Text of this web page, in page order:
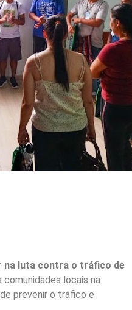
na luta contra o tráfico de
locais na
prevenir o tráfico e